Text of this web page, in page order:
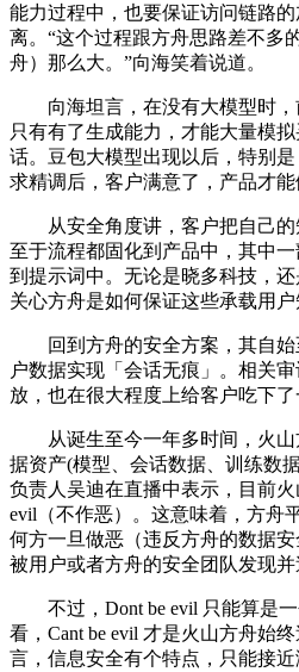
能力过程中，也要保证访问链路
离。“这个过程跟方舟思路差不多
舟）那么大。”向海笑着说道。
向海坦言，在没有大模型时，
只有有了生成能力，才能大量模
话。豆包大模型出现以后，特别
求精调后，客户满意了，产品才能
从安全角度讲，客户把自己的
至于流程都固化到产品中，其中
到提示词中。无论是晓多科技，
关心方舟是如何保证这些承载用户
回到方舟的安全方案，其自始
户数据实现「会话无痕」。相关
放，也在很大程度上给客户吃下了
从诞生至今一年多时间，火山
据资产(模型、会话数据、训练数
负责人吴迪在直播中表示，目前
evil（不作恶）。这意味着，方舟
何方一旦做恶（违反方舟的数据
被用户或者方舟的安全团队发现并
不过，Dont be evil 只能算是一
看，Cant be evil 才是火山方舟始
言，信息安全有个特点，只能接近